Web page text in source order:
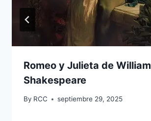
Romeo y Julieta de William
Shakespeare
By RCC septiembre 29, 2025